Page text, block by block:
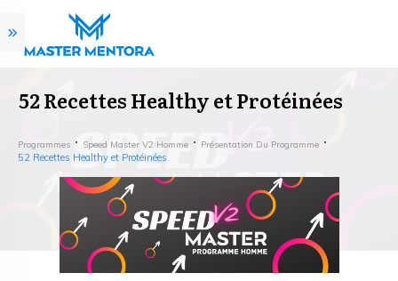
52 Recettes Healthy et Protéinées
Programmes Speed Master V2 Homme Présentation Du Programme
52 Recettes Healthy et Protéinées